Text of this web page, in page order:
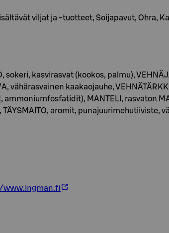
viljat ja -tuotteet, Soijapavut, Ohra,
sokeri, kasvirasvat (kookos, palmu),
vähärasvainen kaakaojauhe,
MANTELI, rasvaton
aromit, punajuurimehutiiviste,